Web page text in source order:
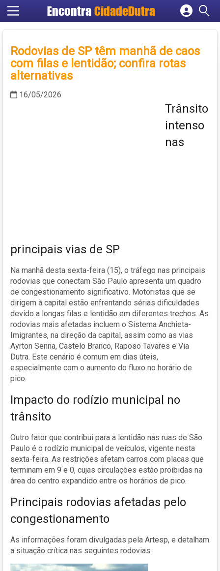
Encontra CidadeDutra
Cadastrar empresa
Criar conta
Rodovias de SP têm manhã de caos
com filas e lentidão; confira rotas
alternativas
16/05/2026
Trânsito
intenso
nas
principais vias de SP
Na manhã desta sexta-feira (15), o tráfego nas principais
rodovias que conectam São Paulo apresenta um quadro
de congestionamento significativo. Motoristas que se
dirigem à capital estão enfrentando sérias dificuldades
devido a longas filas e lentidão em diferentes trechos. As
rodovias mais afetadas incluem o Sistema Anchieta-
Imigrantes, na direção da capital, assim como as vias
Ayrton Senna, Castelo Branco, Raposo Tavares e Via
Dutra. Este cenário é comum em dias úteis,
especialmente com o aumento do fluxo no horário de
pico.
Impacto do rodízio municipal no
trânsito
Outro fator que contribui para a lentidão nas ruas de São
Paulo é o rodízio municipal de veículos, vigente nesta
sexta-feira. As restrições afetam carros com placas que
terminam em 9 e 0, cujas circulações estão proibidas na
área do centro expandido entre os horários de pico.
Principais rodovias afetadas pelo
congestionamento
As informações foram divulgadas pela Artesp, e detalham
a situação crítica nas seguintes rodovias: